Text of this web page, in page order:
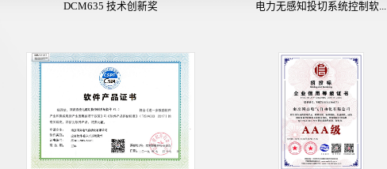
DCM635 技术创新奖 电力无感知投切系统控制软...